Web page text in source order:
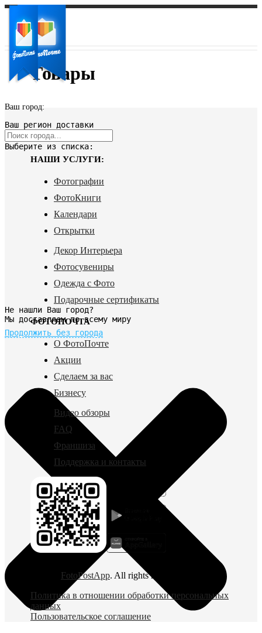
Ваш город:
Ваш регион доставки
Выберите из списка:
Не нашли Ваш город?
Мы доставляем по всему миру
Продолжить без города
Товары
НАШИ УСЛУГИ:
Фотографии
ФотоКниги
Календари
Открытки
Декор Интерьера
Фотосувениры
Одежда с Фото
Подарочные сертификаты
ФОТОПОЧТА
О ФотоПочте
Акции
Сделаем за вас
Бизнесу
Видео обзоры
FAQ
Франшиза
Поддержка и контакты
FotoPostApp. All rights reserved
Политика в отношении обработки персональных
данных
Пользовательское соглашение